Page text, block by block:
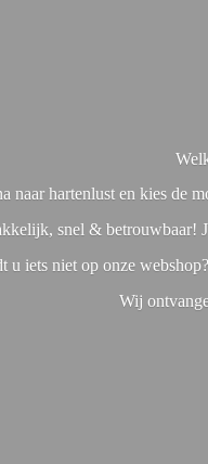
naar hartenlust en kies de
snel & betrouwbaar!
u iets niet op onze
Wij